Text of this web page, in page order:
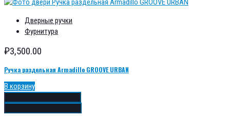
Дверные ручки
Фурнитура
₽3,500.00
Ручка раздельная Armadillo GROOVE URBAN
В корзину